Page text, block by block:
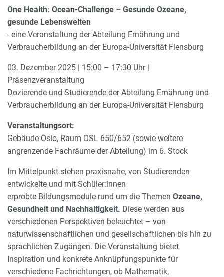
One Health: Ocean-Challenge – Gesunde Ozeane,
gesunde Lebenswelten
- eine Veranstaltung der Abteilung Ernährung und
Verbraucherbildung an der Europa-Universität Flensburg
03. Dezember 2025 | 15:00 – 17:30 Uhr |
Präsenzveranstaltung
Dozierende und Studierende der Abteilung Ernährung und
Verbraucherbildung an der Europa-Universität Flensburg
Veranstaltungsort:
Gebäude Oslo, Raum OSL 650/652 (sowie weitere
angrenzende Fachräume der Abteilung) im 6. Stock
Im Mittelpunkt stehen praxisnahe, von Studierenden
entwickelte und mit Schüler:innen
erprobte Bildungsmodule rund um die Themen Ozeane,
Gesundheit und Nachhaltigkeit. Diese werden aus
verschiedenen Perspektiven beleuchtet – von
naturwissenschaftlichen und gesellschaftlichen bis hin zu
sprachlichen Zugängen. Die Veranstaltung bietet
Inspiration und konkrete Anknüpfungspunkte für
verschiedene Fachrichtungen, ob Mathematik,